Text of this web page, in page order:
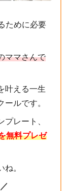
ために必要
ママさんで
叶える一生
ルです。
レート、
無料プレゼ
。